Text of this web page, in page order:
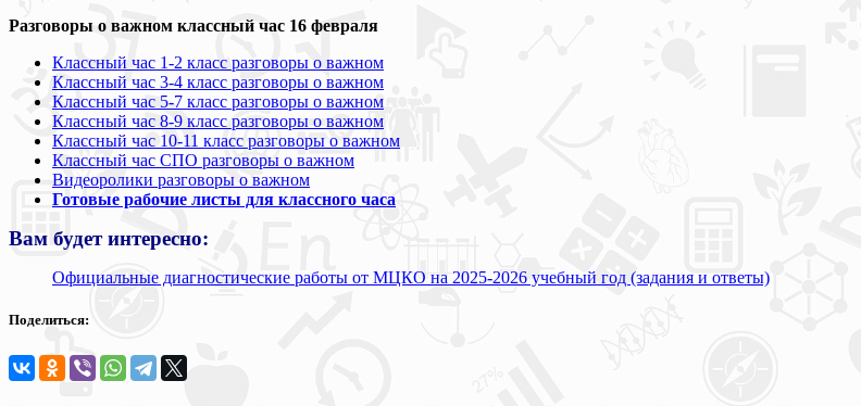
Разговоры о важном классный час 16 февраля
Классный час 1-2 класс разговоры о важном
Классный час 3-4 класс разговоры о важном
Классный час 5-7 класс разговоры о важном
Классный час 8-9 класс разговоры о важном
Классный час 10-11 класс разговоры о важном
Классный час СПО разговоры о важном
Видеоролики разговоры о важном
Готовые рабочие листы для классного часа
Вам будет интересно:
Официальные диагностические работы от МЦКО на 2025-2026 учебный год (задания и ответы)
Поделиться: